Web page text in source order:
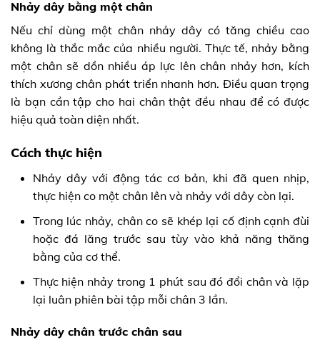
Nhảy dây bằng một chân
Nếu chỉ dùng một chân nhảy dây có tăng chiều cao
không là thắc mắc của nhiều người. Thực tế, nhảy bằng
một chân sẽ dồn nhiều áp lực lên chân nhảy hơn, kích
thích xương chân phát triển nhanh hơn. Điều quan trọng
là bạn cần tập cho hai chân thật đều nhau để có được
hiệu quả toàn diện nhất.
Cách thực hiện
Nhảy dây với động tác cơ bản, khi đã quen nhịp,
thực hiện co một chân lên và nhảy với dây còn lại.
Trong lúc nhảy, chân co sẽ khép lại cố định cạnh đùi
hoặc đá lăng trước sau tùy vào khả năng thăng
bằng của cơ thể.
Thực hiện nhảy trong 1 phút sau đó đổi chân và lặp
lại luân phiên bài tập mỗi chân 3 lần.
Nhảy dây chân trước chân sau